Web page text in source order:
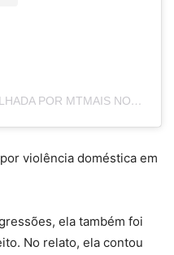
UMA PUBLICAÇÃO COMPARTILHADA POR MTMAIS NOTICIAS (@MTMAISMT)
violência doméstica em
ela também foi
No relato, ela contou